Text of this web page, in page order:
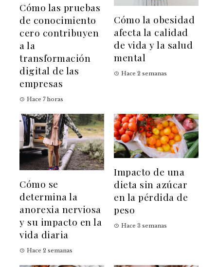
Cómo las pruebas
de conocimiento
cero contribuyen
a la
transformación
digital de las
empresas
Hace 7 horas
Cómo la obesidad
afecta la calidad
de vida y la salud
mental
Hace 2 semanas
Cómo se
determina la
anorexia nerviosa
y su impacto en la
vida diaria
Hace 2 semanas
Impacto de una
dieta sin azúcar
en la pérdida de
peso
Hace 3 semanas